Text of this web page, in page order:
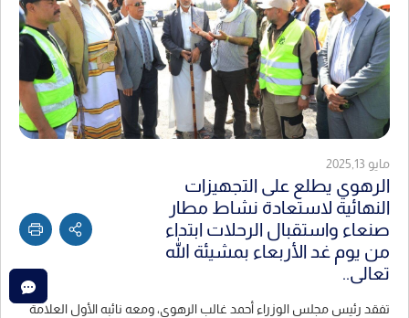
مايو 2025,13
الرهوي يطلع على التجهيزات
النهائية لاستعادة نشاط مطار
صنعاء واستقبال الرحلات ابتداء
من يوم غد الأربعاء بمشيئة الله
تعالى..
تفقد رئيس مجلس الوزراء أحمد غالب الرهوي، ومعه نائبه الأول العلامة